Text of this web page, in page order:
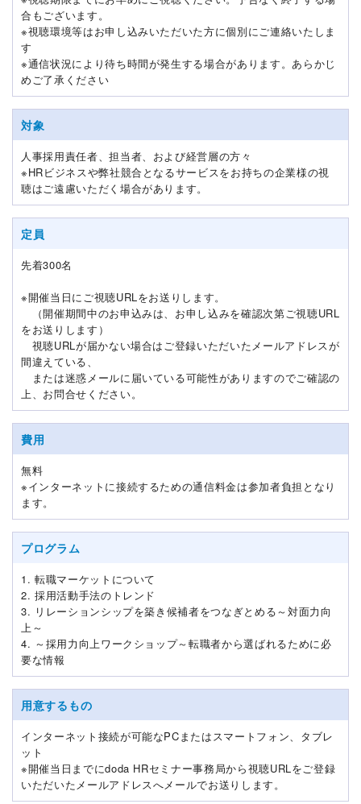
合もございます。
※視聴環境等はお申し込みいただいた方に個別にご連絡いたしま
す
※通信状況により待ち時間が発生する場合があります。あらかじ
めご了承ください
対象
人事採用責任者、担当者、および経営層の方々
※HRビジネスや弊社競合となるサービスをお持ちの企業様の視
聴はご遠慮いただく場合があります。
定員
先着300名
※開催当日にご視聴URLをお送りします。
（開催期間中のお申込みは、お申し込みを確認次第ご視聴URL
をお送りします）​
視聴URLが届かない場合はご登録いただいたメールアドレスが
間違えている、
または迷惑メールに届いている可能性がありますのでご確認の
上、お問合せください。
費用
無料
※インターネットに接続するための通信料金は参加者負担となり
ます。
プログラム
1. 転職マーケットについて
2. 採用活動手法のトレンド
3. リレーションシップを築き候補者をつなぎとめる～対面力向
上～
4. ～採用力向上ワークショップ～転職者から選ばれるために必
要な情報
用意するもの
インターネット接続が可能なPCまたはスマートフォン、タブレ
ット
※開催当日までにdoda HRセミナー事務局から視聴URLをご登録
いただいたメールアドレスへメールでお送りします。